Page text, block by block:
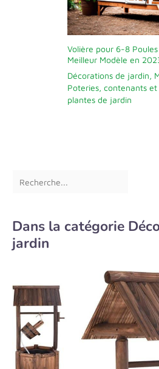
fois fonctionnalité et une
touche festive.
Volière pour 6-8 Poules
Meilleur Modèle en
Décorations de jardin,
Poteries, contenants
plantes de jardin
Dans la catégorie
jardin